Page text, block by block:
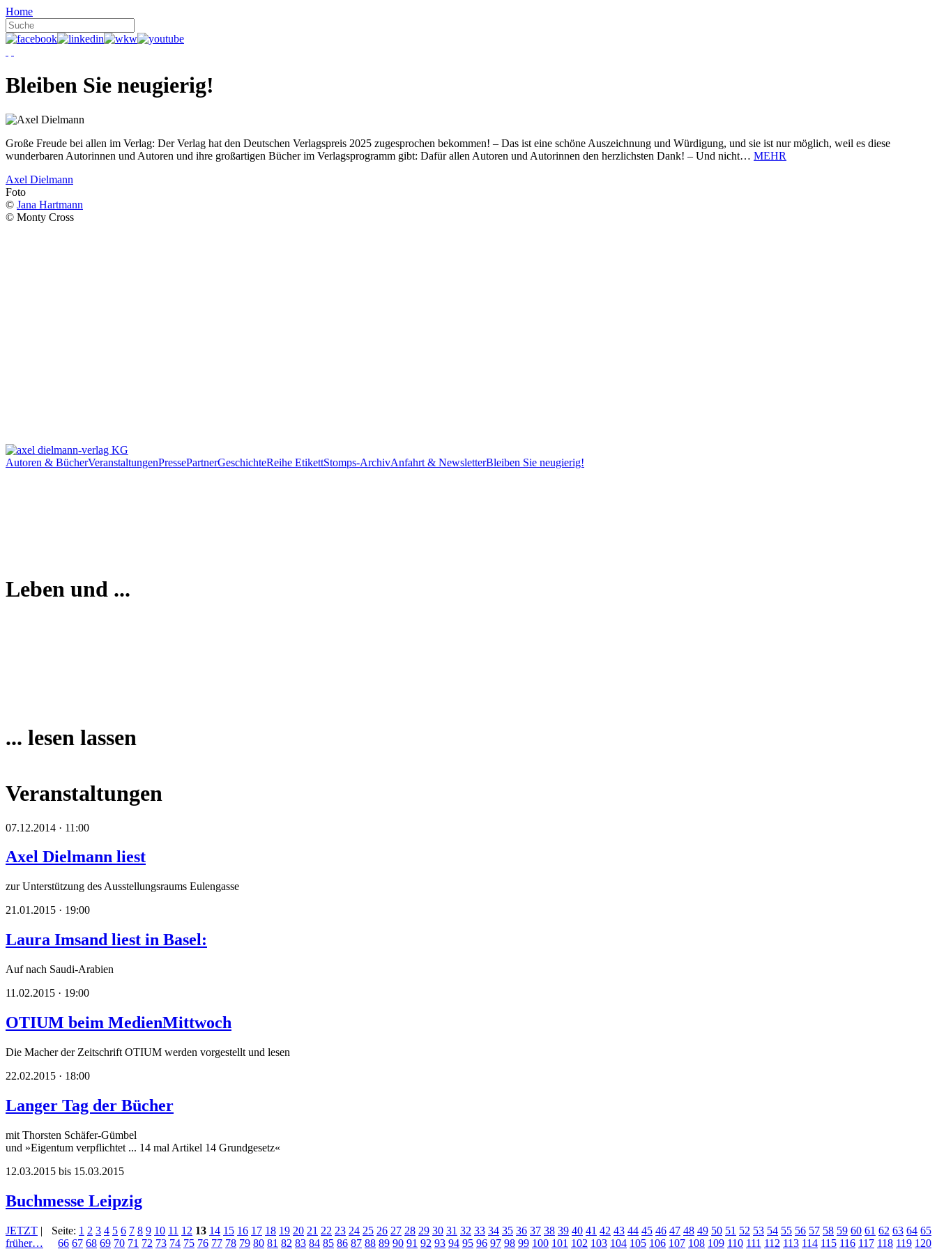
Home
Bleiben Sie neugierig!
Große Freude bei allen im Verlag: Der Verlag hat den Deutschen Verlagspreis 2025 zugesprochen bekommen! – Das ist eine schöne Auszeichnung und Würdigung, und sie ist nur möglich, weil es diese
wunderbaren Autorinnen und Autoren und ihre großartigen Bücher im Verlagsprogramm gibt: Dafür allen Autoren und Autorinnen den herzlichsten Dank! – Und nicht… MEHR
Axel Dielmann
Foto
© Jana Hartmann
© Monty Cross
Autoren & BücherVeranstaltungenPressePartnerGeschichteReihe EtikettStomps-ArchivAnfahrt & NewsletterBleiben Sie neugierig!
Leben und ...
... lesen lassen
Veranstaltungen
07.12.2014 · 11:00
Axel Dielmann liest
zur Unterstützung des Ausstellungsraums Eulengasse
21.01.2015 · 19:00
Laura Imsand liest in Basel:
Auf nach Saudi-Arabien
11.02.2015 · 19:00
OTIUM beim MedienMittwoch
Die Macher der Zeitschrift OTIUM werden vorgestellt und lesen
22.02.2015 · 18:00
Langer Tag der Bücher
mit Thorsten Schäfer-Gümbel
und »Eigentum verpflichtet ... 14 mal Artikel 14 Grundgesetz«
12.03.2015 bis 15.03.2015
Buchmesse Leipzig
JETZT |
früher…
Seite: 1 2 3 4 5 6 7 8 9 10 11 12 13 14 15 16 17 18 19 20 21 22 23 24 25 26 27 28 29 30 31 32 33 34 35 36 37 38 39 40 41 42 43 44 45 46 47 48 49 50 51 52 53 54 55 56 57 58 59 60 61 62 63 64 65
66 67 68 69 70 71 72 73 74 75 76 77 78 79 80 81 82 83 84 85 86 87 88 89 90 91 92 93 94 95 96 97 98 99 100 101 102 103 104 105 106 107 108 109 110 111 112 113 114 115 116 117 118 119 120